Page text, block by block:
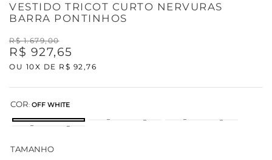
VESTIDO TRICOT CURTO NERVURAS
BARRA PONTINHOS
R$ 1.679,00
R$ 927,65
OU 10X DE R$ 92,76
COR: OFF WHITE
TAMANHO